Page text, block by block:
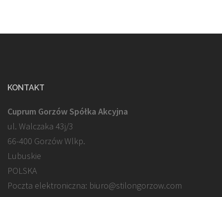
KONTAKT
Cuprum Gorzów Spółka Akcyjna
ul. Walczaka 43j/3
66-400 Gorzów Wlkp.
Lubuskie
POLSKA
Poczta elektroniczna: biuro@stilongorzow.com